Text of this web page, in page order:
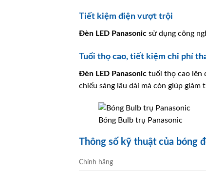
Tiết kiệm điện vượt trội
Đèn LED Panasonic sử dụng công
Tuổi thọ cao, tiết kiệm chi phí
Đèn LED Panasonic tuổi thọ cao lên
chiếu sáng lâu dài mà còn giúp
Bóng Bulb trụ Panasonic
Thông số kỹ thuật của bóng
Chính hãng